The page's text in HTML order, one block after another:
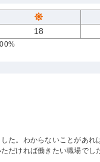
18
た。わからないことがあ
だければ働きたい職場でし